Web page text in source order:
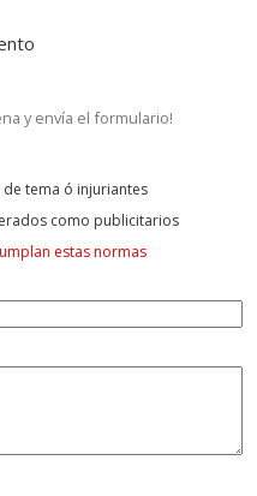
y envía el formulario!
tema ó injuriantes
como publicitarios
estas normas